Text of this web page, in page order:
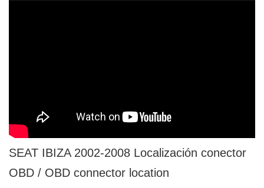
SEAT IBIZA 2002-2008 Localización conector
OBD / OBD connector location